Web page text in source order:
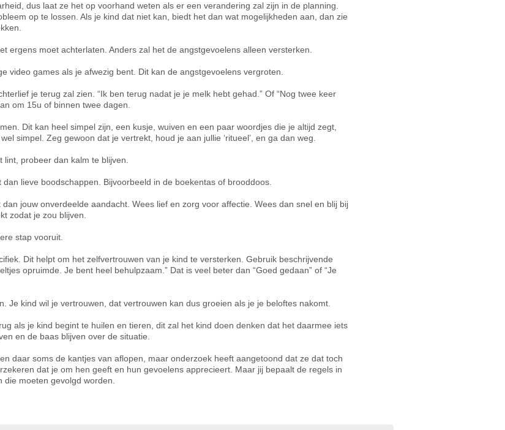
dus laat ze het op voorhand weten als er een verandering zal zijn in de planning.
op te lossen. Als je kind dat niet kan, biedt het dan wat mogelijkheden aan, dan zie
ergens moet achterlaten. Anders zal het de angstgevoelens alleen versterken.
video games als je afwezig bent. Dit kan de angstgevoelens vergroten.
je terug zal zien. “Ik ben terug nadat je je melk hebt gehad.” Of “Nog twee keer
om 15u of binnen twee dagen.
Dit kan heel simpel zijn, een kusje, wuiven en een paar woordjes die je altijd zegt,
simpel. Zeg gewoon dat je vertrekt, houd je aan jullie ‘ritueel’, en ga dan weg.
probeer dan kalm te blijven.
lieve boodschappen. Bijvoorbeeld in de boekentas of brooddoos.
jouw onverdeelde aandacht. Wees lief en zorg voor affectie. Wees dan snel en blij bij
zodat je zou blijven.
stap vooruit.
Dit helpt om het zelfvertrouwen van je kind te versterken. Gebruik beschrijvende
opruimde. Je bent heel behulpzaam.” Dat is veel beter dan “Goed gedaan” of “Je
Je kind wil je vertrouwen, dat vertrouwen kan dus groeien als je je beloftes nakomt.
als je kind begint te huilen en tieren, dit zal het kind doen denken dat het daarmee iets
en de baas blijven over de situatie.
daar soms de kantjes van aflopen, maar onderzoek heeft aangetoond dat ze dat toch
dat je om hen geeft en hun gevoelens apprecieert. Maar jij bepaalt de regels in
moeten gevolgd worden.